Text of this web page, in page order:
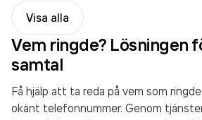
Visa alla
Vem ringde? Lösningen
samtal
Få hjälp att ta reda på vem som
okänt telefonnummer. Genom